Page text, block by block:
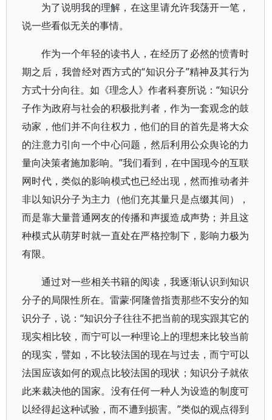
为了说明我的理解，在这里请允许我荡开一笔，
说一些看似无关的事情。
作为一个年轻的读书人，在经历了必然的愤青时
期之后，我曾经对西方式的“知识分子”精神及其行为
方式十分向往。如《理念人》作者科赛所说：“知识分
子作为政府与社会的积极批判者，作为一套观念的鼓
动家，他们并不向往权力，他们的目的首先是将大众
的注意力引向一个中心问题，然后利用公众舆论的力
量向决策者施加影响。”我们看到，在中国现今的互联
网时代，类似的影响模式也已经出现，然而推动者并
非以知识分子为主力（他们充其量只是点缀其间），
而是靠大量普通网友的传播和声援造成声势；并且这
种模式从萌芽时就一直处在严格控制下，影响力极为
有限。
通过对一些相关书籍的阅读，我逐渐认识到知识
分子的局限性所在。雷蒙·阿隆曾指责那些不安分的知
识分子，说：“知识分子往往不把当前的现实跟其它的
现实相比较，而宁可以一种理论上的理想来比较当前
的现实，譬如，不比较法国的现在与过去，而宁可以
法国应该如何的观点比较法国的现状；知识分子就依
此来裁决他的国家。没有任何一种人为设造的制度可
以经得起这种试验，而不遭到损害。”类似的观点得到